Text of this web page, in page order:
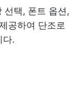
선택, 폰트 옵션,
공하여 단조로
다.